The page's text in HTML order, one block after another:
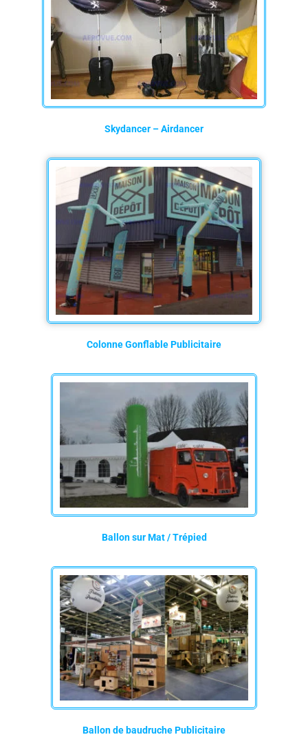
Skydancer – Airdancer
Colonne Gonflable Publicitaire
Ballon sur Mat / Trépied
Ballon de baudruche Publicitaire